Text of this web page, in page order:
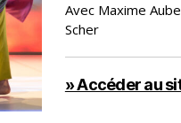
Avec Maxime
Scher
» Accéder au